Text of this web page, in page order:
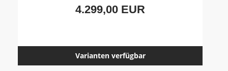
4.299,00 EUR
Varianten verfügbar